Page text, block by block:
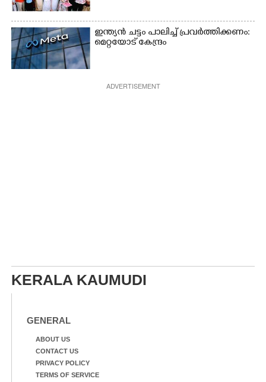
ഇന്ത്യൻ ചട്ടം പാലിച്ച് പ്രവർത്തിക്കണം:
മെറ്റയോട് കേന്ദ്രം
ADVERTISEMENT
KERALA KAUMUDI
GENERAL
ABOUT US
CONTACT US
PRIVACY POLICY
TERMS OF SERVICE